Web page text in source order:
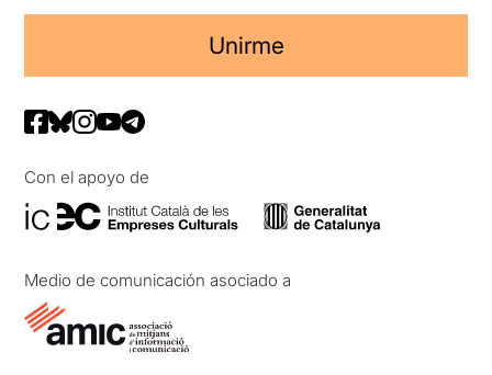
Unirme
Con el apoyo de
Medio de comunicación asociado a